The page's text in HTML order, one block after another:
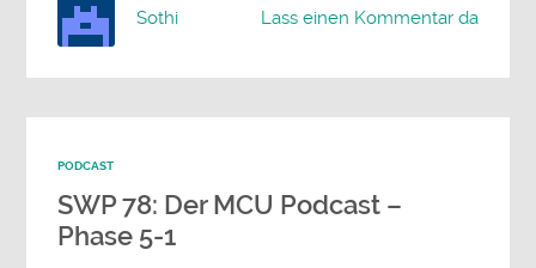
Lass einen Kommentar da
Sothi
PODCAST
SWP 78: Der MCU Podcast –
Phase 5-1